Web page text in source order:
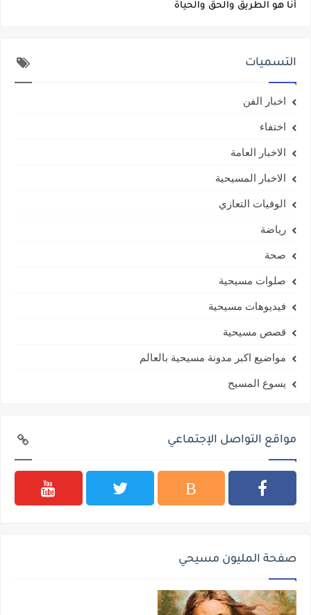
أنا هو الطريق والحق والحياة
التسميات
اخبار الفن
اختفاء
الاخبار العامة
الاخبار المسيحية
الوفيات التعازي
رياضة
صحة
صلوات مسيحية
فيديوهات مسيحية
قصص مسيحية
مواضيع اكبر مدونة مسيحية بالعالم
يسوع المسيح
مواقع التواصل الإجتماعي
صفحة المليون مسيحي